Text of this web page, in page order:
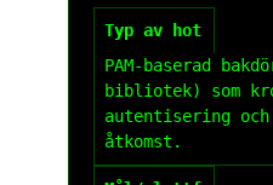
Typ av hot
PAM-baserad
bibliotek) som
autentisering och
åtkomst.